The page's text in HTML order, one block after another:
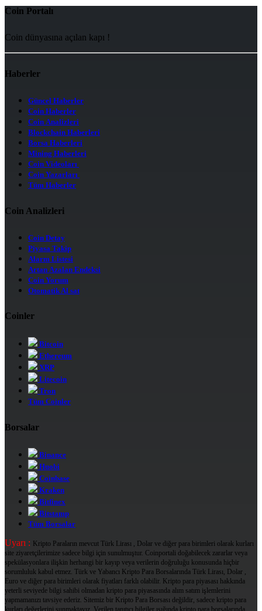
Coin Portalı
Coin dünyasına açılan kapı !
Haberler
Güncel Haberler
Coin Haberler
Coin Analizleri
Blockchain Haberleri
Borsa Haberleri
Mining Haberleri
Coin Videoları
Coin Yazarları
Tüm Haberler
Coin Analizleri
Coin Detay
Piyasa Takip
Alarm Listesi
Artan Azalan Endeksi
Coin Yorum
Otomatik Al sat
Coinler
Bitcoin
Ethereum
XRP
Litecoin
Tron
Tüm Coinler
Borsalar
Binance
Huobi
Coinbase
Kraken
Bitfinex
Bitstamp
Tüm Borsalar
Uyarı : Kripto Paraların mevcut Türk Lirası , Dolar ve diğer para birimleri olarak kurları
site ziyaretçilerimize sadece bilgi için sunulmuştur. Coinportali doğabilecek zararlar veya
spekülasyonlara ilişkin herhangi bir kayıp veya verilerin doğruluğu konusunda hiçbir
sorumluluk kabul etmez. Türk ve Yabancı Kripto Para Borsalarında Türk Lirası, Dolar ,
Euro ve diğer para birimleri olarak fiyatları farklı olabilir. Kripto para piyasası hakkında
yeterli seviyede bilgi sahibi olmadan kripto para piyasasında alım satım işlemlerini
yapmamanızı tavsiye ederiz. Sitemiz bir Kripto Para Borsası değildir, sadece kripto para